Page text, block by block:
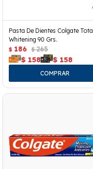
Pasta De Dientes Colgate Total
Whitening 90 Grs.
$ 186 $ 265
$ 158 $ 158